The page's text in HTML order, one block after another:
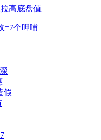
高底盘值
=7个呷哺
假